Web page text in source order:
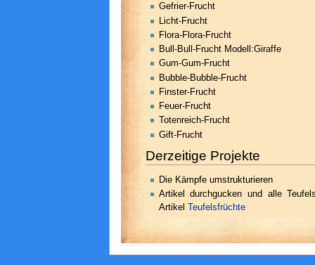
Gefrier-Frucht
Licht-Frucht
Flora-Flora-Frucht
Bull-Bull-Frucht Modell:Giraffe
Gum-Gum-Frucht
Bubble-Bubble-Frucht
Finster-Frucht
Feuer-Frucht
Totenreich-Frucht
Gift-Frucht
Derzeitige Projekte
Die Kämpfe umstrukturieren
Artikel durchgucken und alle
Artikel Teufelsfrüchte